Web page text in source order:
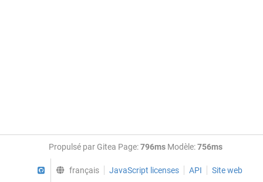
Propulsé par Gitea Page:796ms Modèle:756ms
GitHubfrançais JavaScript licenses API Site web